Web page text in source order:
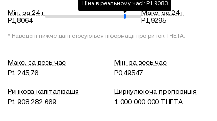
Мін. за 24 г
P1,8064
Ціна в реальному часі: P1,9083
Макс. за 24 г
P1,9295
* Наведені нижче дані стосуються інформації про ринок THETA.
Макс. за весь час
P1 245,76
Мін. за весь час
P0,49547
Ринкова капіталізація
P1 908 282 669
Циркулююча пропозиція
1 000 000 000 THETA